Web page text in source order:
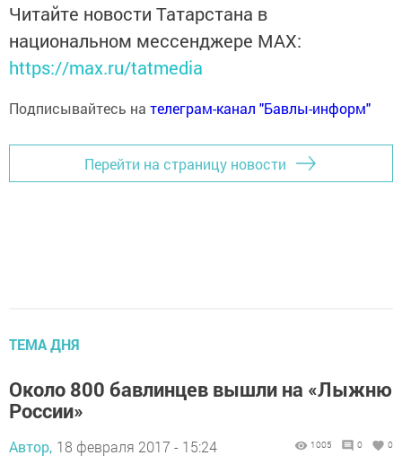
Читайте новости Татарстана в
национальном мессенджере MАХ:
https://max.ru/tatmedia
Подписывайтесь на телеграм-канал "Бавлы-информ"
Перейти на страницу новости
ТЕМА ДНЯ
Около 800 бавлинцев вышли на «Лыжню
России»
Автор, 18 февраля 2017 - 15:24 1005 0 0